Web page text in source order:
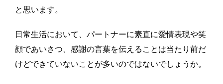
と思います。
日常生活において、パートナーに素直に愛情表現や笑
顔であいさつ、感謝の言葉を伝えることは当たり前だ
けどできていないことが多いのではないでしょうか。